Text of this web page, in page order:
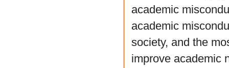
academic
academic
society, and the
improve academic